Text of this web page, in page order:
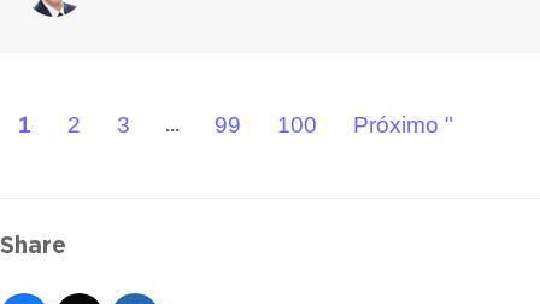
1 2 3 ... 99 100 Próximo "
Share